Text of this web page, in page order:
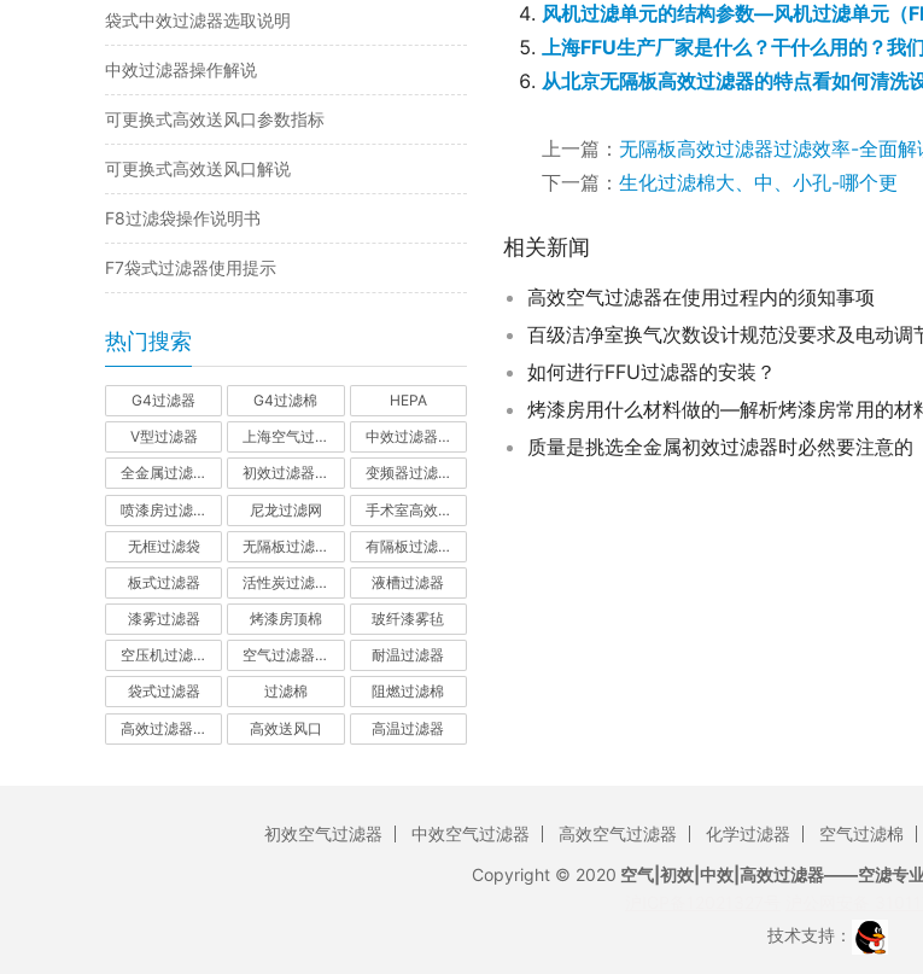
风机过滤单元的结构参数—风机过滤单元（
上海FFU生产厂家是什么？干什么用的？我
从北京无隔板高效过滤器的特点看如何清洗
上一篇： 无隔板高效过滤器过滤效率-全面解
下一篇： 生化过滤棉大、中、小孔-哪个更
相关新闻
高效空气过滤器在使用过程内的须知事项
如何进行FFU过滤器的安装？
质量是挑选全金属初效过滤器时必然要注意的
袋式中效过滤器选取说明
中效过滤器操作解说
可更换式高效送风口参数指标
可更换式高效送风口解说
F8过滤袋操作说明书
F7袋式过滤器使用提示
热门搜索
G4过滤器 G4过滤棉 HEPA
V型过滤器 上海空气过滤器 中效过滤器-中效空气过滤器
全金属过滤器 初效过滤器-初效空气过滤器 变频器过滤器
喷漆房过滤棉 尼龙过滤网 手术室高效过滤器
无框过滤袋 无隔板过滤器 有隔板过滤器
板式过滤器 活性炭过滤器-活性炭空气过滤器 液槽过滤器
漆雾过滤器 烤漆房顶棉 玻纤漆雾毡
空压机过滤网 空气过滤器厂家 耐温过滤器
袋式过滤器 过滤棉 阻燃过滤棉
高效过滤器-高效空气过滤器 高效送风口 高温过滤器
初效空气过滤器 中效空气过滤器 高效空气过滤器 化学过滤器 空气过滤棉
Copyright © 2020 空气|初效|中效|高效过滤器——空滤专
技术支持：